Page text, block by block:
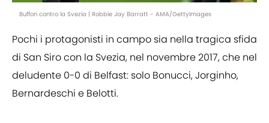
Buffon contro la Svezia | Robbie Jay Barratt - AMA/GettyImages
Pochi i protagonisti in campo sia nella tragica sfida
di San Siro con la Svezia, nel novembre 2017, che nel
deludente 0-0 di Belfast: solo Bonucci, Jorginho,
Bernardeschi e Belotti.